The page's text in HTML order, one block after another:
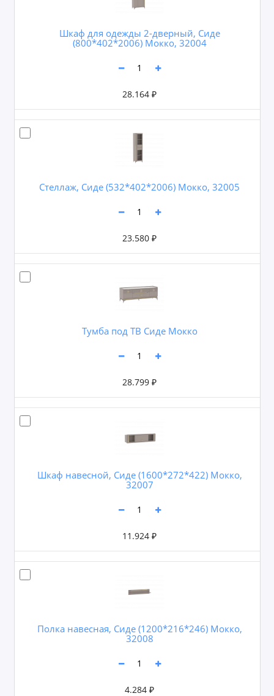
Шкаф для одежды 2-дверный, Сиде
(800*402*2006) Мокко, 32004
28.164 ₽
Стеллаж, Сиде (532*402*2006) Мокко, 32005
23.580 ₽
Тумба под ТВ Сиде Мокко
28.799 ₽
Шкаф навесной, Сиде (1600*272*422) Мокко,
32007
11.924 ₽
Полка навесная, Сиде (1200*216*246) Мокко,
32008
4.284 ₽